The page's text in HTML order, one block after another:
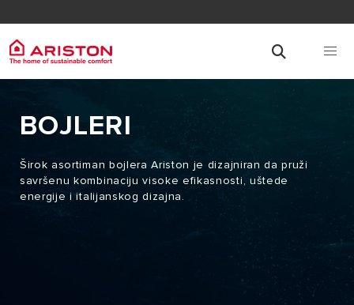
BOJLERI
Širok asortiman bojlera Ariston je dizajniran da pruži
savršenu kombinaciju visoke efikasnosti, uštede
energije i italijanskog dizajna.